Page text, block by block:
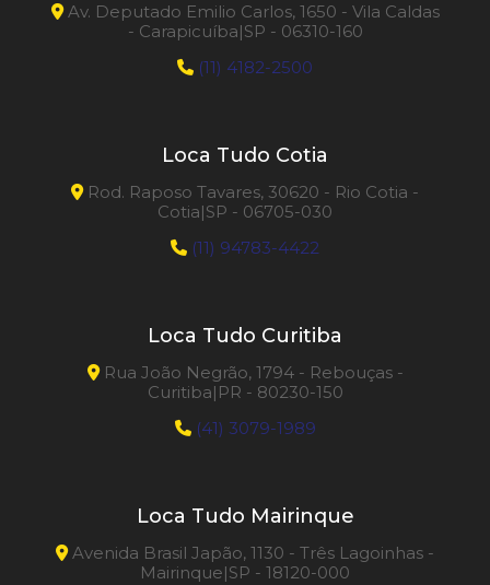
Av. Deputado Emilio Carlos, 1650 - Vila Caldas
- Carapicuíba|SP - 06310-160
(11) 4182-2500
Loca Tudo Cotia
Rod. Raposo Tavares, 30620 - Rio Cotia -
Cotia|SP - 06705-030
(11) 94783-4422
Loca Tudo Curitiba
Rua João Negrão, 1794 - Rebouças -
Curitiba|PR - 80230-150
(41) 3079-1989
Loca Tudo Mairinque
Avenida Brasil Japão, 1130 - Três Lagoinhas -
Mairinque|SP - 18120-000